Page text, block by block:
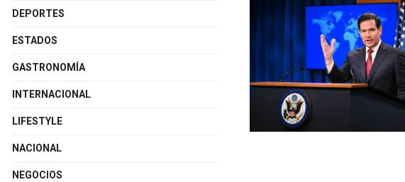
DEPORTES
ESTADOS
GASTRONOMÍA
INTERNACIONAL
LIFESTYLE
NACIONAL
NEGOCIOS